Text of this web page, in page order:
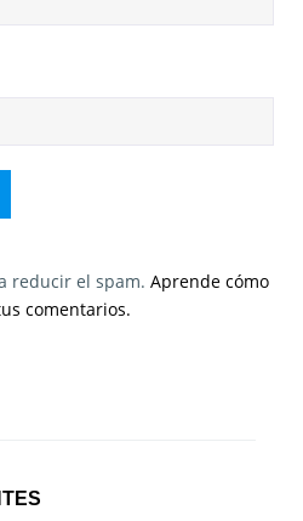
reducir el spam. Aprende cómo
comentarios.